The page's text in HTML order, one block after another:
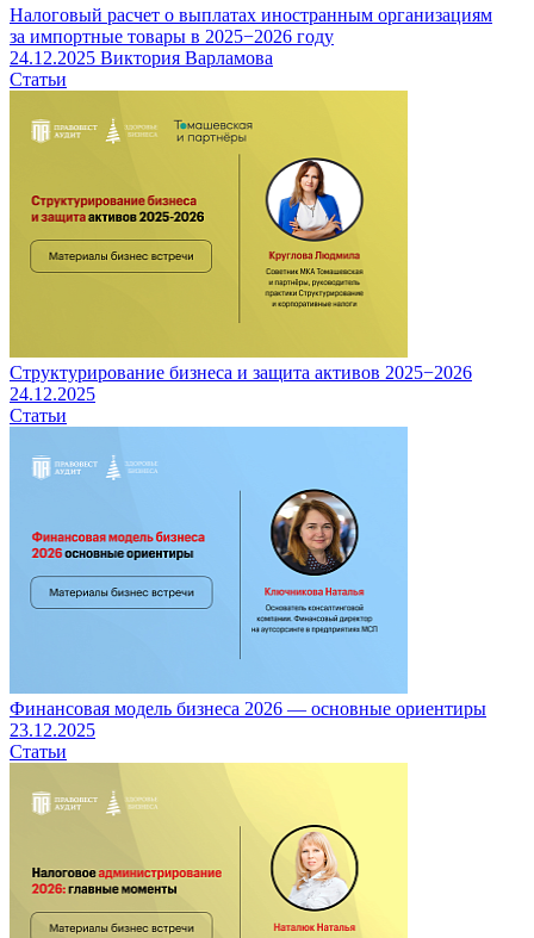
Налоговый расчет о выплатах иностранным организациям
за импортные товары в 2025−2026 году
24.12.2025 Виктория Варламова
Статьи
Структурирование бизнеса и защита активов 2025−2026
24.12.2025
Статьи
Финансовая модель бизнеса 2026 — основные ориентиры
23.12.2025
Статьи